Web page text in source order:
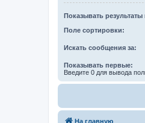
Показывать результаты
Поле сортировки:
Искать сообщения за:
Показывать первые:
Введите 0 для вывода
На главную